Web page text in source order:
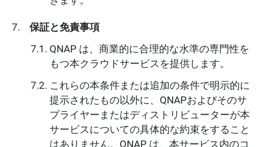
保証と免責事項
QNAP は、商業的に合理的な水準の専門性を
もつ本クラウドサービスを提供します。
これらの本条件または追加の条件で明示的に
提示されたもの以外に、QNAPおよびそのサ
プライヤーまたはディストリビューターが本
サービスについての具体的な約束をすること
はありません。QNAP は、本サービス内のコ